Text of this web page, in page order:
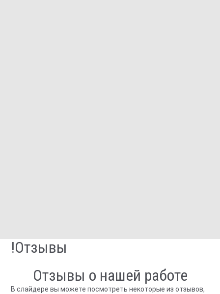
!Отзывы
Отзывы о нашей работе
В слайдере вы можете посмотреть некоторые из отзывов,